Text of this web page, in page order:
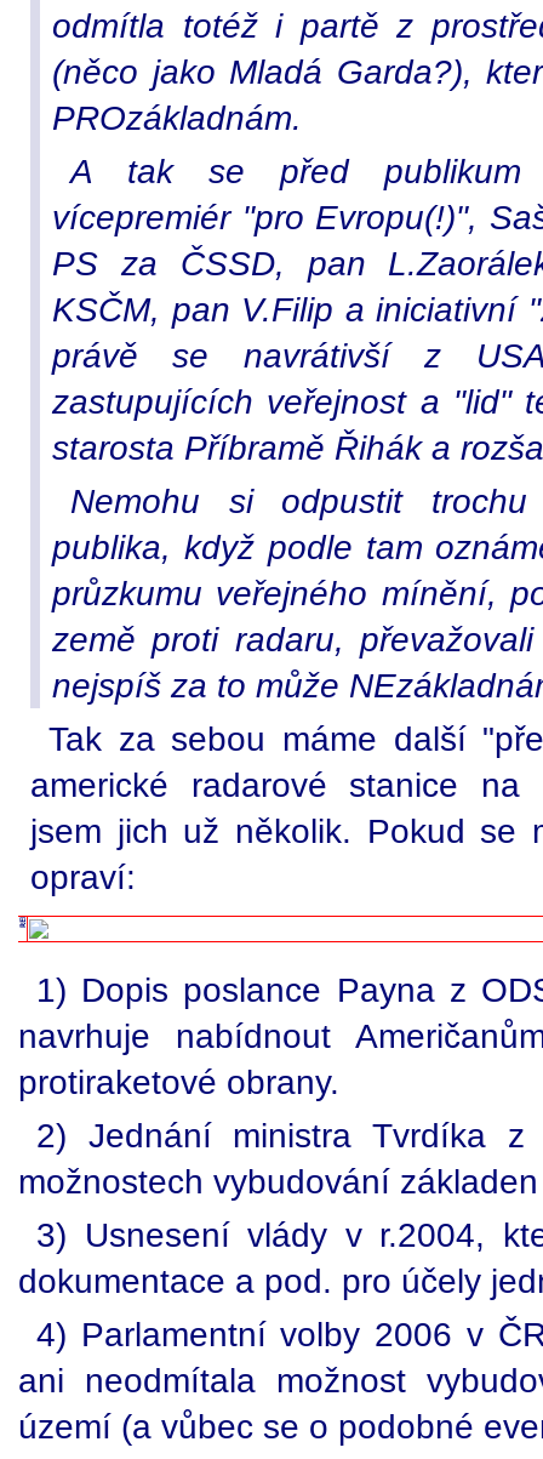
odmítla totéž i partě z
(něco jako Mladá Garda?),
PROzákladnám.
A tak se před publikum
vícepremiér "pro Evropu(!)",
PS za ČSSD, pan
KSČM, pan V.Filip a iniciativní
právě se navrátivší z
zastupujících veřejnost a "lid"
starosta Příbramě Řihák a
Nemohu si odpustit
publika, když podle tam
průzkumu veřejného mínění,
země proti radaru,
nejspíš za to může
Tak za sebou máme další
americké radarové stanice
jsem jich už několik. Pokud se
opraví:
1) Dopis poslance Payna z
navrhuje nabídnout
protiraketové obrany.
2) Jednání ministra Tvrdíka
možnostech vybudování
3) Usnesení vlády v r.2004,
dokumentace a pod. pro účely
4) Parlamentní volby 2006 v
ani neodmítala možnost
území (a vůbec se o podobné